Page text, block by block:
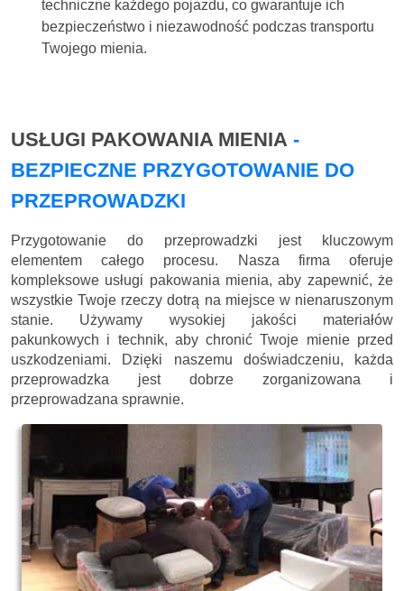
techniczne każdego pojazdu, co gwarantuje ich
bezpieczeństwo i niezawodność podczas transportu
Twojego mienia.
USŁUGI PAKOWANIA MIENIA -
BEZPIECZNE PRZYGOTOWANIE DO
PRZEPROWADZKI
Przygotowanie do przeprowadzki jest kluczowym
elementem całego procesu. Nasza firma oferuje
kompleksowe usługi pakowania mienia, aby zapewnić, że
wszystkie Twoje rzeczy dotrą na miejsce w nienaruszonym
stanie. Używamy wysokiej jakości materiałów
pakunkowych i technik, aby chronić Twoje mienie przed
uszkodzeniami. Dzięki naszemu doświadczeniu, każda
przeprowadzka jest dobrze zorganizowana i
przeprowadzana sprawnie.